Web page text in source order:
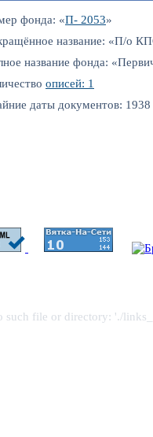
фонда: «П- 2053»
название: «П/о
название фонда:
описей: 1
даты документов: 1938
such file or directory: './